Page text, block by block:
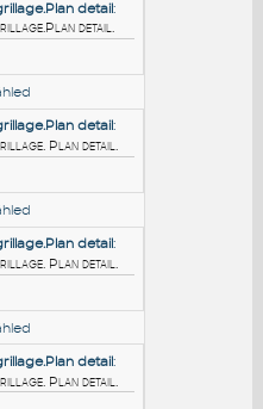
BLOKY:
grillage.Plan detail
with grillage.Plan detail.
with grillage.Plan detail
grillage. Plan detail.